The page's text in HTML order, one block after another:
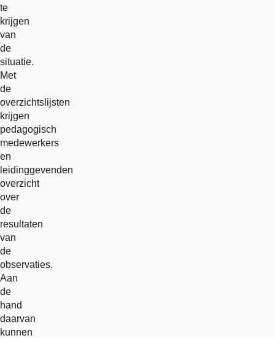
te
krijgen
van
de
situatie.
Met
de
overzichtslijsten
krijgen
pedagogisch
medewerkers
en
leidinggevenden
overzicht
over
de
resultaten
van
de
observaties.
Aan
de
hand
daarvan
kunnen